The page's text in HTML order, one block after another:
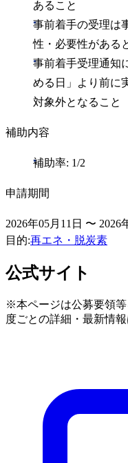
あること
事前着手の受理は
性・必要性がある
事前着手受理通知
める日」より前に
対象外となること
補助内容
補助率: 1/2
申請期間
2026年05月11日 〜 2026
目的:再エネ・脱炭素
公式サイト
※本ページは公募要領等
度ごとの詳細・最新情